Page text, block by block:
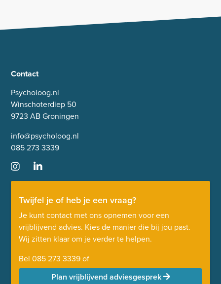
Contact
Psycholoog.nl
Winschoterdiep 50
9723 AB Groningen
info@psycholoog.nl
085 273 3339
Twijfel je of heb je een vraag?
Je kunt contact met ons opnemen voor een
vrijblijvend advies. Kies de manier die bij jou past.
Wij zitten klaar om je verder te helpen.
Bel 085 273 3339of
Plan vrijblijvend adviesgesprek